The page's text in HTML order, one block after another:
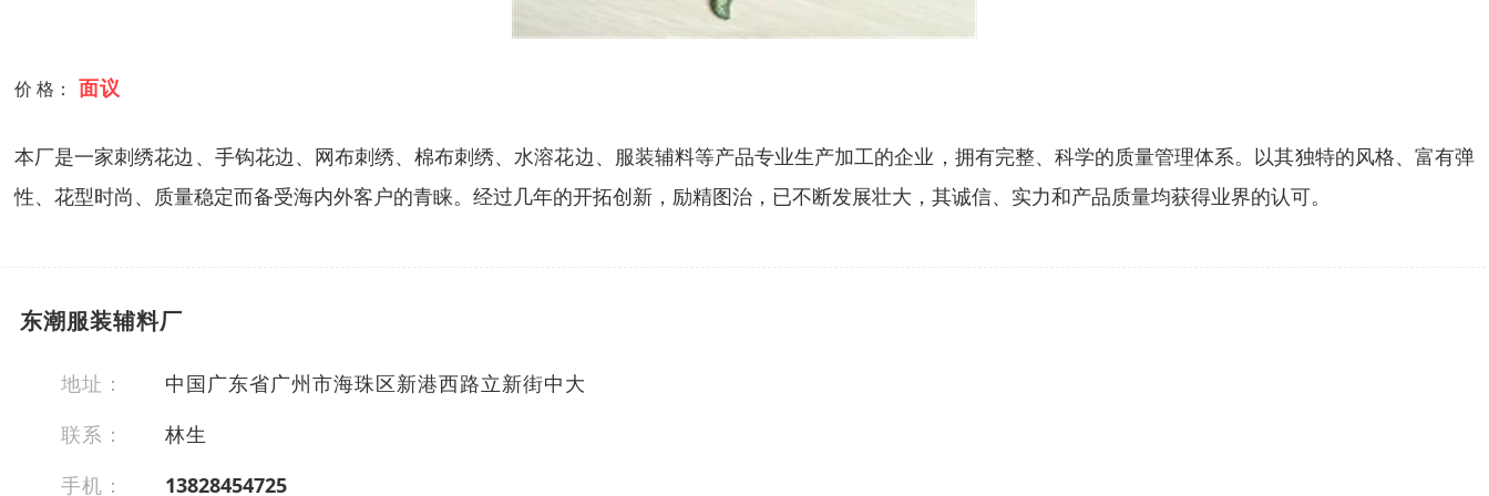
价 格： 面议
本厂是一家刺绣花边、手钩花边、网布刺绣、棉布刺绣、水溶花边、服装辅料等产品专业生产加工的企业，拥有完整、科学的质量管理体系。以其独特的风格、富有弹
性、花型时尚、质量稳定而备受海内外客户的青睐。经过几年的开拓创新，励精图治，已不断发展壮大，其诚信、实力和产品质量均获得业界的认可。
东潮服装辅料厂
地址：
中国广东省广州市海珠区新港西路立新街中大
联系：
林生
手机：
13828454725